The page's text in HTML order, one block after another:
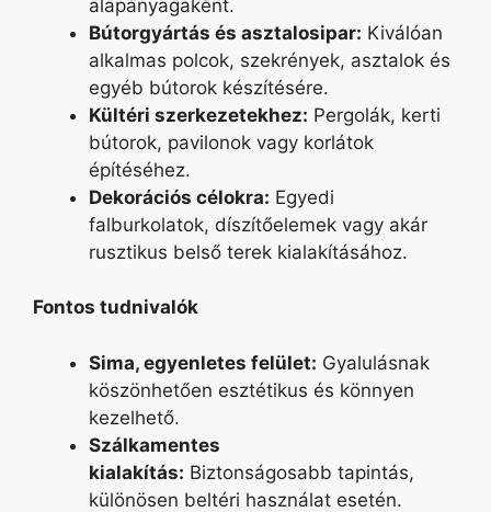
alapanyagaként.
Bútorgyártás és asztalosipar: Kiválóan
alkalmas polcok, szekrények, asztalok és
egyéb bútorok készítésére.
Kültéri szerkezetekhez: Pergolák, kerti
bútorok, pavilonok vagy korlátok
építéséhez.
Dekorációs célokra: Egyedi
falburkolatok, díszítőelemek vagy akár
rusztikus belső terek kialakításához.
Fontos tudnivalók
Sima, egyenletes felület: Gyalulásnak
köszönhetően esztétikus és könnyen
kezelhető.
Szálkamentes
kialakítás: Biztonságosabb tapintás,
különösen beltéri használat esetén.